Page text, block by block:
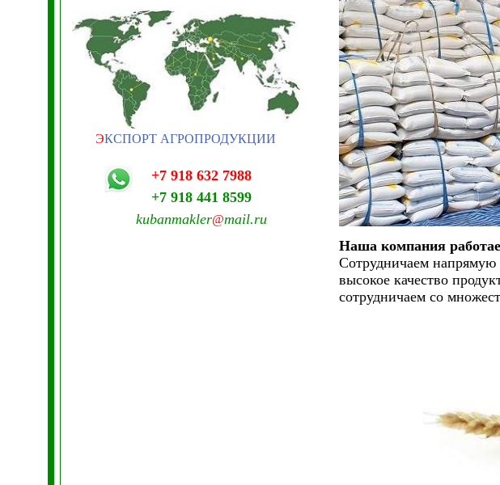
ЭКСПОРТ АГРОПРОДУКЦИИ
+7 918 632 7988
+7 918 441 8599
kubanmakler@mail.ru
Наша компания
Сотрудничаем напрямую
высокое качество
сотрудничаем со